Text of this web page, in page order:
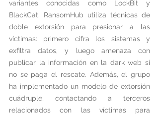
variantes conocidas como LockBit y
BlackCat. RansomHub utiliza técnicas de
doble extorsión para presionar a las
víctimas: primero cifra los sistemas y
exfiltra datos, y luego amenaza con
publicar la información en la dark web si
no se paga el rescate. Además, el grupo
ha implementado un modelo de extorsión
cuádruple, contactando a terceros
relacionados con las víctimas para